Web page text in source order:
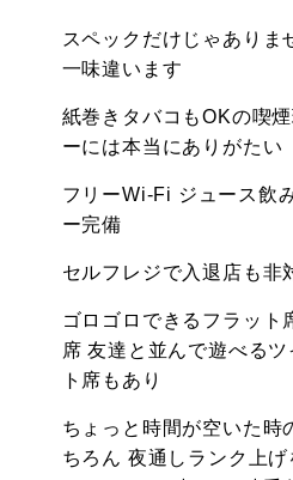
スペックだけじゃありま
一味違います
紙巻きタバコもOKの喫
ーには本当にありがたい
フリーWi-Fi ジュース飲
ー完備
セルフレジで入退店も非
ゴロゴロできるフラット
席 友達と並んで遊べる
ト席もあり
ちょっと時間が空いた時
ちろん 夜通しランク上